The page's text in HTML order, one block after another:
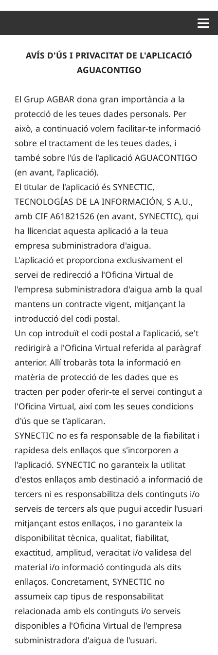
AVÍS D'ÚS I PRIVACITAT DE L'APLICACIÓ
AGUACONTIGO
El Grup AGBAR dona gran importància a la
protecció de les teues dades personals. Per
això, a continuació volem facilitar-te informació
sobre el tractament de les teues dades, i
també sobre l'ús de l'aplicació AGUACONTIGO
(en avant, l'aplicació).
El titular de l'aplicació és SYNECTIC,
TECNOLOGÍAS DE LA INFORMACIÓN, S A.U.,
amb CIF A61821526 (en avant, SYNECTIC), qui
ha llicenciat aquesta aplicació a la teua
empresa subministradora d'aigua.
L'aplicació et proporciona exclusivament el
servei de redirecció a l'Oficina Virtual de
l'empresa subministradora d'aigua amb la qual
mantens un contracte vigent, mitjançant la
introducció del codi postal.
Un cop introduït el codi postal a l'aplicació, se't
redirigirà a l'Oficina Virtual referida al paràgraf
anterior. Allí trobaràs tota la informació en
matèria de protecció de les dades que es
tracten per poder oferir-te el servei contingut a
l'Oficina Virtual, així com les seues condicions
d'ús que se t'aplicaran.
SYNECTIC no es fa responsable de la fiabilitat i
rapidesa dels enllaços que s'incorporen a
l'aplicació. SYNECTIC no garanteix la utilitat
d'estos enllaços amb destinació a informació de
tercers ni es responsabilitza dels continguts i/o
serveis de tercers als que pugui accedir l'usuari
mitjançant estos enllaços, i no garanteix la
disponibilitat tècnica, qualitat, fiabilitat,
exactitud, amplitud, veracitat i/o validesa del
material i/o informació continguda als dits
enllaços. Concretament, SYNECTIC no
assumeix cap tipus de responsabilitat
relacionada amb els continguts i/o serveis
disponibles a l'Oficina Virtual de l'empresa
subministradora d'aigua de l'usuari.